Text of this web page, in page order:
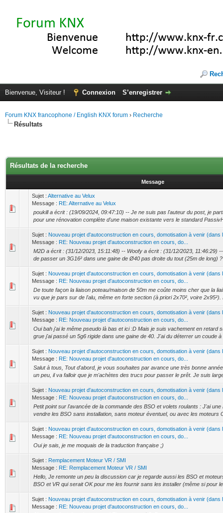
Bienvenue, Visiteur ! Connexion S’enregistrer
Forum KNX francophone / English KNX forum › Recherche
Résultats
Résultats de la recherche
Message
Sujet : Alternative au Velux
Message : RE: Alternative au Velux
poukill a écrit : (19/09/2024, 09:47:10) -- Je ne suis pas l'auteur du post, je
pour une rénovation complète d'une maison existante vers le standard
Sujet : Nouveau projet d'autoconstruction en cours, domotisation à venir (dans
Message : RE: Nouveau projet d'autoconstruction en cours, do...
M2D a écrit : (31/12/2023, 15:11:48) -- Woofy a écrit : (31/12/2023, 11:46:29)
de passer un 3G16² dans une gaine de Ø40 pas droite du tout (25m de long)
Sujet : Nouveau projet d'autoconstruction en cours, domotisation à venir (dans
Message : RE: Nouveau projet d'autoconstruction en cours, do...
De toute façon la liaison poteau/maison de 50m me coûte moins cher que la
vu que je pars sur de l'alu, même en forte section (à priori 2x70², voire 2x95²).
Sujet : Nouveau projet d'autoconstruction en cours, domotisation à venir (dans
Message : RE: Nouveau projet d'autoconstruction en cours, do...
Oui bah j'ai le même pseudo là bas et ici :D Mais je suis vachement en retard
grue j'ai passé un 5g6 rigide dans une gaine de 40. J'ai du déterrer un coude à
Sujet : Nouveau projet d'autoconstruction en cours, domotisation à venir (dans
Message : RE: Nouveau projet d'autoconstruction en cours, do...
Salut à tous, Tout d'abord, je vous souhaites par avance une très bonne
un peu, il va falloir que je m'achètes des trucs pour passer le prêt. Je suis
Sujet : Nouveau projet d'autoconstruction en cours, domotisation à venir (dans
Message : RE: Nouveau projet d'autoconstruction en cours, do...
Petit point sur l'avancée de la commande des BSO et volets roulants : J'ai
vendre les BSO sans installation, sans moteur éventuel, ou avec les moteurs
Sujet : Nouveau projet d'autoconstruction en cours, domotisation à venir (dans
Message : RE: Nouveau projet d'autoconstruction en cours, do...
Oui je sais, je me moquais de la traduction française ;)
Sujet : Remplacement Moteur VR / SMI
Message : RE: Remplacement Moteur VR / SMI
Hello, Je remonte un peu la discussion car je regarde aussi les BSO et
BSO et VR qui serait OK pour me les fournir sans les installer (même si pour
Sujet : Nouveau projet d'autoconstruction en cours, domotisation à venir (dans
Message : RE: Nouveau projet d'autoconstruction en cours, do...